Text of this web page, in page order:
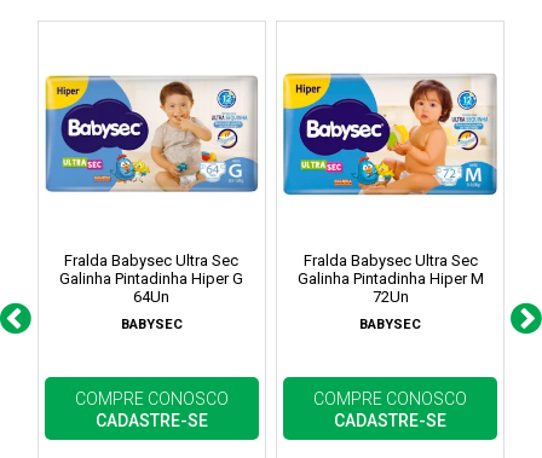
Fralda Babysec Ultra Sec
Galinha Pintadinha Hiper G
64Un
BABYSEC
COMPRE CONOSCO
CADASTRE-SE
Fralda Babysec Ultra Sec
Galinha Pintadinha Hiper M
72Un
BABYSEC
COMPRE CONOSCO
CADASTRE-SE